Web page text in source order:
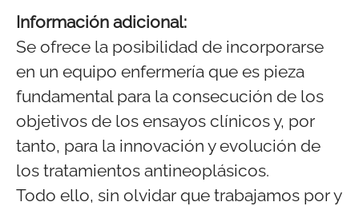
Información adicional:
Se ofrece la posibilidad de incorporarse
en un equipo enfermería que es pieza
fundamental para la consecución de los
objetivos de los ensayos clínicos y, por
tanto, para la innovación y evolución de
los tratamientos antineoplásicos.
Todo ello, sin olvidar que trabajamos por y